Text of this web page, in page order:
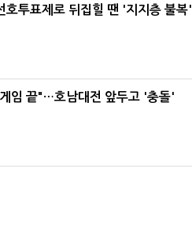
호투표제로 뒤집힐 땐 '지지층 불복'
임 끝"…호남대전 앞두고 '충돌'